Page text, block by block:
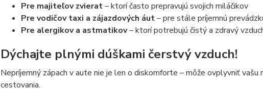
Pre majiteľov zvierat– ktorí často prepravujú svojich miláčikov
Pre vodičov taxi a zájazdových áut– pre stále príjemnú
Pre alergikov a astmatikov– ktorí potrebujú čistý a zdravý
Dýchajte plnými dúškami čerstvý vzduch!
Nepríjemný zápach v aute nie je len o diskomforte – môže ovplyvniť
cestovania.